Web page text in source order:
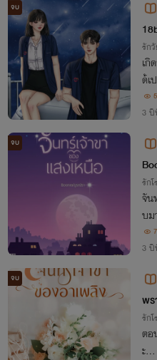
จบ
รัก
เกิ
ด้เ
3 ปี
จบ
รัก
จัน
บมา โปรดเถิดหนาอย่าหา
ร์เ
ห็น
3 ปี
จบ
พร
รัก
ตอ
ะ...